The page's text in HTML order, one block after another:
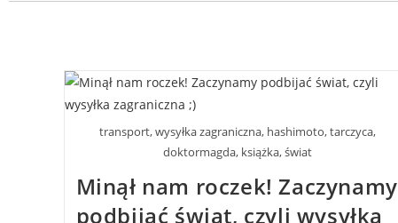
transport, wysyłka zagraniczna, hashimoto, tarczyca,
doktormagda, książka, świat
Minął nam roczek! Zaczynamy
podbijać świat, czyli wysyłka